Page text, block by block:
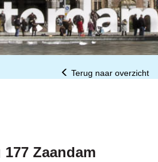
Terug naar overzicht
Zaandam